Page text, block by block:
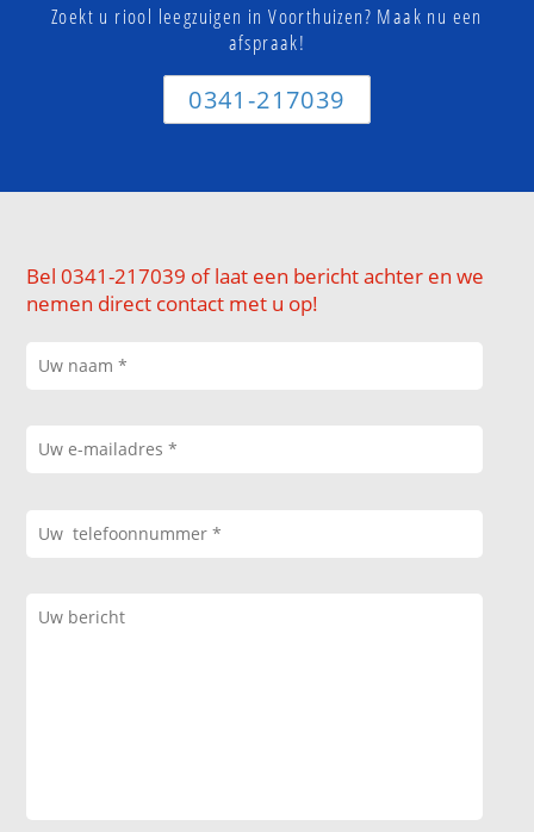
Zoekt u riool leegzuigen in Voorthuizen? Maak nu een
afspraak!
0341-217039
Bel 0341-217039 of laat een bericht achter en we
nemen direct contact met u op!